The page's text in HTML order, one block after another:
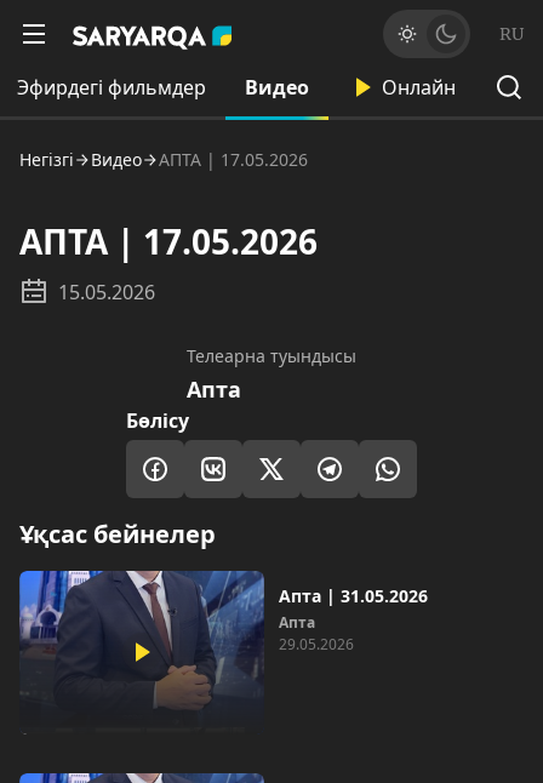
RU
Эфирдегі фильмдер Видео Онлайн
Негізгі Видео АПТА | 17.05.2026
АПТА | 17.05.2026
15.05.2026
Телеарна туындысы
Апта
Бөлісу
Ұқсас бейнелер
Апта | 31.05.2026
Апта
29.05.2026